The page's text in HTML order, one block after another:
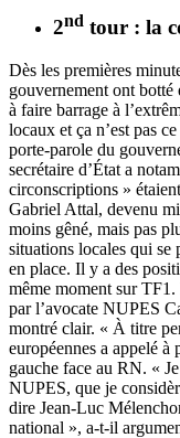
2nd tour : la
Dès les premières
gouvernement ont botté
à faire barrage à
locaux et ça n’est pas
porte-parole du
secrétaire d’État a
circonscriptions »
Gabriel Attal, devenu
moins gêné, mais pas
situations locales qui se
en place. Il y a des
même moment sur
par l’avocate NUPES
montré clair. « À titre
européennes a appelé
gauche face au RN. «
NUPES, que je
dire Jean-Luc
national », a-t-il